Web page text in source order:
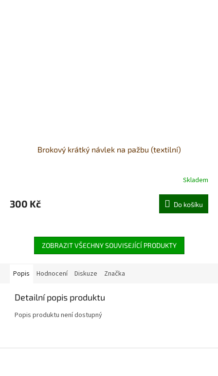
Brokový krátký návlek na pažbu (textilní)
Skladem
300 Kč Do košíku
ZOBRAZIT VŠECHNY SOUVISEJÍCÍ PRODUKTY
Popis Hodnocení Diskuze Značka
Detailní popis produktu
Popis produktu není dostupný